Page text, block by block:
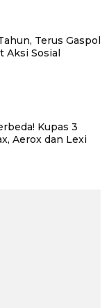
Terus Gaspol
Aksi Sosial
Kupas 3
Aerox dan Lexi